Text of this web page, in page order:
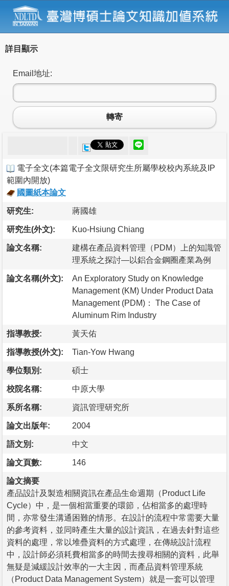
詳目顯示
Email地址:
轉寄
電子全文(本篇電子全文限研究生所屬學校校內系統及IP
範圍內開放)
國圖紙本論文
研究生: 蔣國雄
研究生(外文): Kuo-Hsiung Chiang
論文名稱:
建構在產品資料管理（PDM）上的知識管
理系統之探討—以鋁合金鋼圈產業為例
論文名稱(外文):
An Exploratory Study on Knowledge
Management (KM) Under Product Data
Management (PDM)： The Case of
Aluminum Rim Industry
指導教授: 黃天佑
指導教授(外文): Tian-Yow Hwang
學位類別: 碩士
校院名稱: 中原大學
系所名稱: 資訊管理研究所
論文出版年: 2004
語文別: 中文
論文頁數: 146
論文摘要
產品設計及製造相關資訊在產品生命週期（Product Life
Cycle）中，是一個相當重要的環節，佔相當多的處理時
間，亦常發生溝通困難的情形。在設計的流程中常需要大量
的參考資料，並同時產生大量的設計資訊，在過去針對這些
資料的處理，常以堆疊資料的方式處理，在傳統設計流程
中，設計師必須耗費相當多的時間去搜尋相關的資料，此舉
無疑是減緩設計效率的一大主因，而產品資料管理系統
（Product Data Management System）就是一套可以管理